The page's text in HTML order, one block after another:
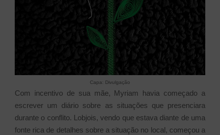
Capa: Divulgação
Com incentivo de sua mãe, Myriam havia começado a
escrever um diário sobre as situações que presenciara
durante o conflito. Lobjois, vendo que estava diante de uma
fonte rica de detalhes sobre a situação no local, começou a